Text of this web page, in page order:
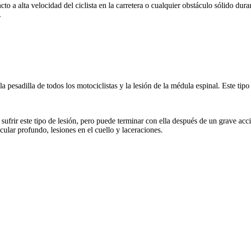
a alta velocidad del ciclista en la carretera o cualquier obstáculo sólido
pesadilla de todos los motociclistas y la lesión de la médula espinal. Este
este tipo de lesión, pero puede terminar con ella después de un grave
profundo, lesiones en el cuello y laceraciones.